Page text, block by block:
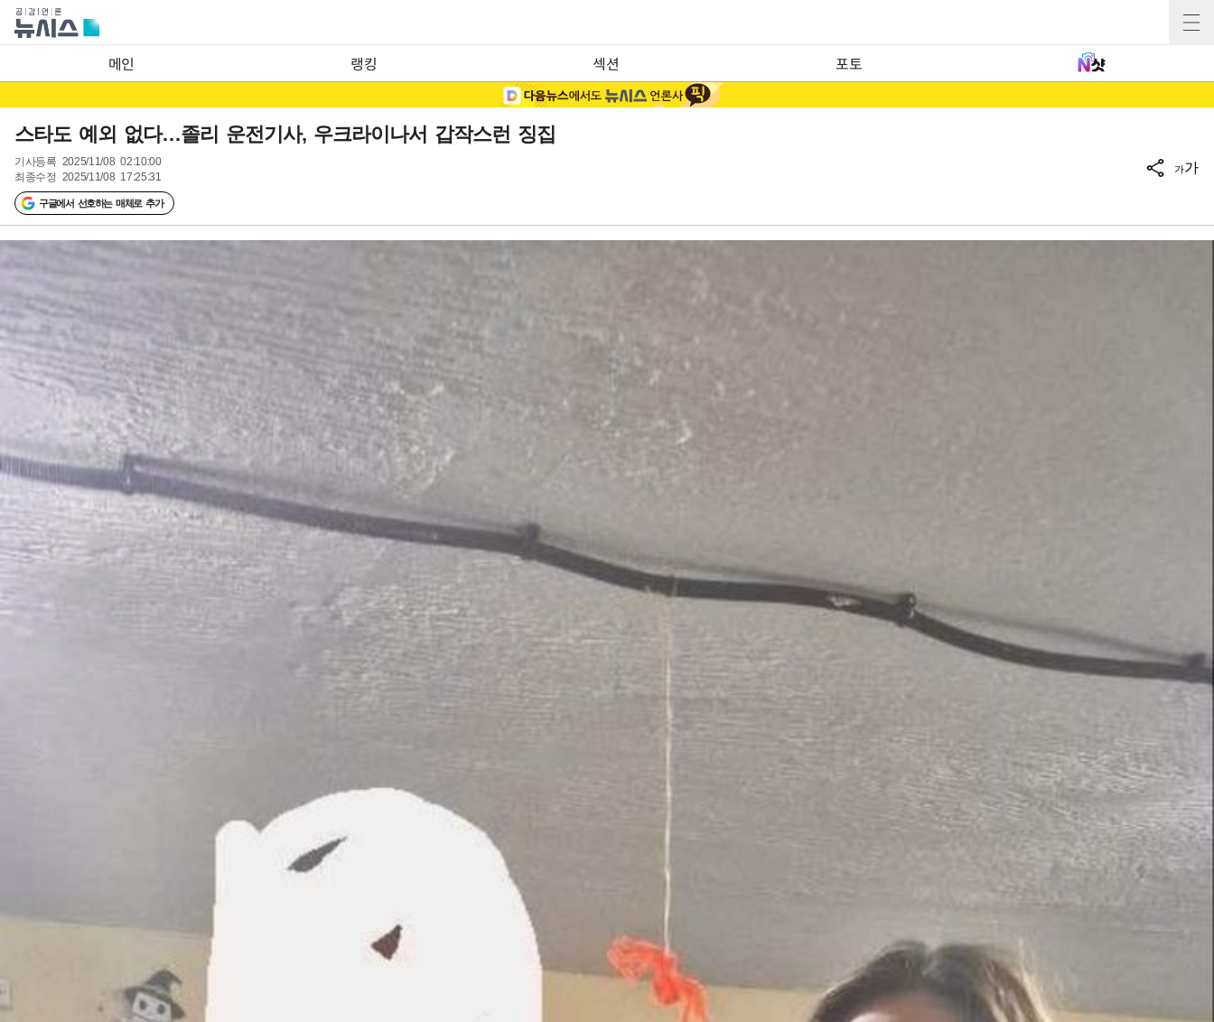
메인 랭킹 섹션 포토
스타도 예외 없다…졸리 운전기사, 우크라이나서 갑작스런 징집
기사등록 2025/11/08 02:10:00
최종수정 2025/11/08 17:25:31
구글에서 선호하는 매체로 추가
가가